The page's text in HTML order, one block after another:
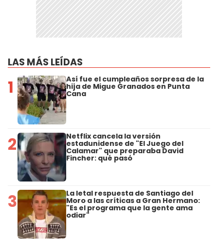
LAS MÁS LEÍDAS
1 Así fue el cumpleaños sorpresa de la
hija de Migue Granados en Punta
Cana
2 Netflix cancela la versión
estadunidense de "El Juego del
Calamar" que preparaba David
Fincher: qué pasó
3 La letal respuesta de Santiago del
Moro a las críticas a Gran Hermano:
"Es el programa que la gente ama
odiar"